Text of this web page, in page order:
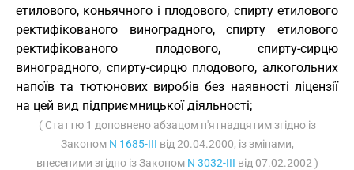
етилового, коньячного і плодового, спирту етилового
ректифікованого виноградного, спирту етилового
ректифікованого плодового, спирту-сирцю
виноградного, спирту-сирцю плодового, алкогольних
напоїв та тютюнових виробів без наявності ліцензії
на цей вид підприємницької діяльності;
( Статтю 1 доповнено абзацом п'ятнадцятим згідно із
Законом N 1685-III від 20.04.2000, із змінами,
внесеними згідно із Законом N 3032-III від 07.02.2002 )